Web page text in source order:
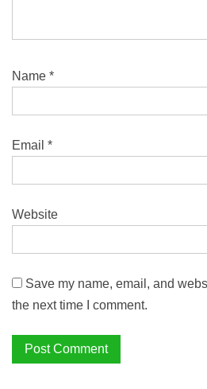
Name *
Email *
Website
Save my name, email, and
the next time I comment.